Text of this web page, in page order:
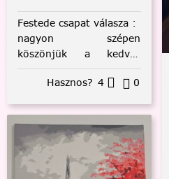
Festede csapat válasza :
nagyon szépen
köszönjük a kedves
visszajelzést! :)
Hasznos? 4 0